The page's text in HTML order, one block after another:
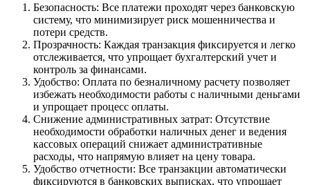
Безопасность: Все платежи проходят через банковскую
систему, что минимизирует риск мошенничества и
потери средств.
Прозрачность: Каждая транзакция фиксируется и легко
отслеживается, что упрощает бухгалтерский учет и
контроль за финансами.
Удобство: Оплата по безналичному расчету позволяет
избежать необходимости работы с наличными деньгами
и упрощает процесс оплаты.
Снижение административных затрат: Отсутствие
необходимости обработки наличных денег и ведения
кассовых операций снижает административные
расходы, что напрямую влияет на цену товара.
Удобство отчетности: Все транзакции автоматически
фиксируются в банковских выписках, что упрощает